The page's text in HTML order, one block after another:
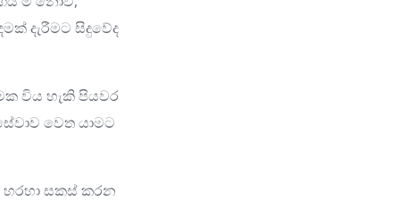
දැරීමට සිදුවේද
විය හැකි පියවර
වෙත යාමට
හරහා සකස් කරන